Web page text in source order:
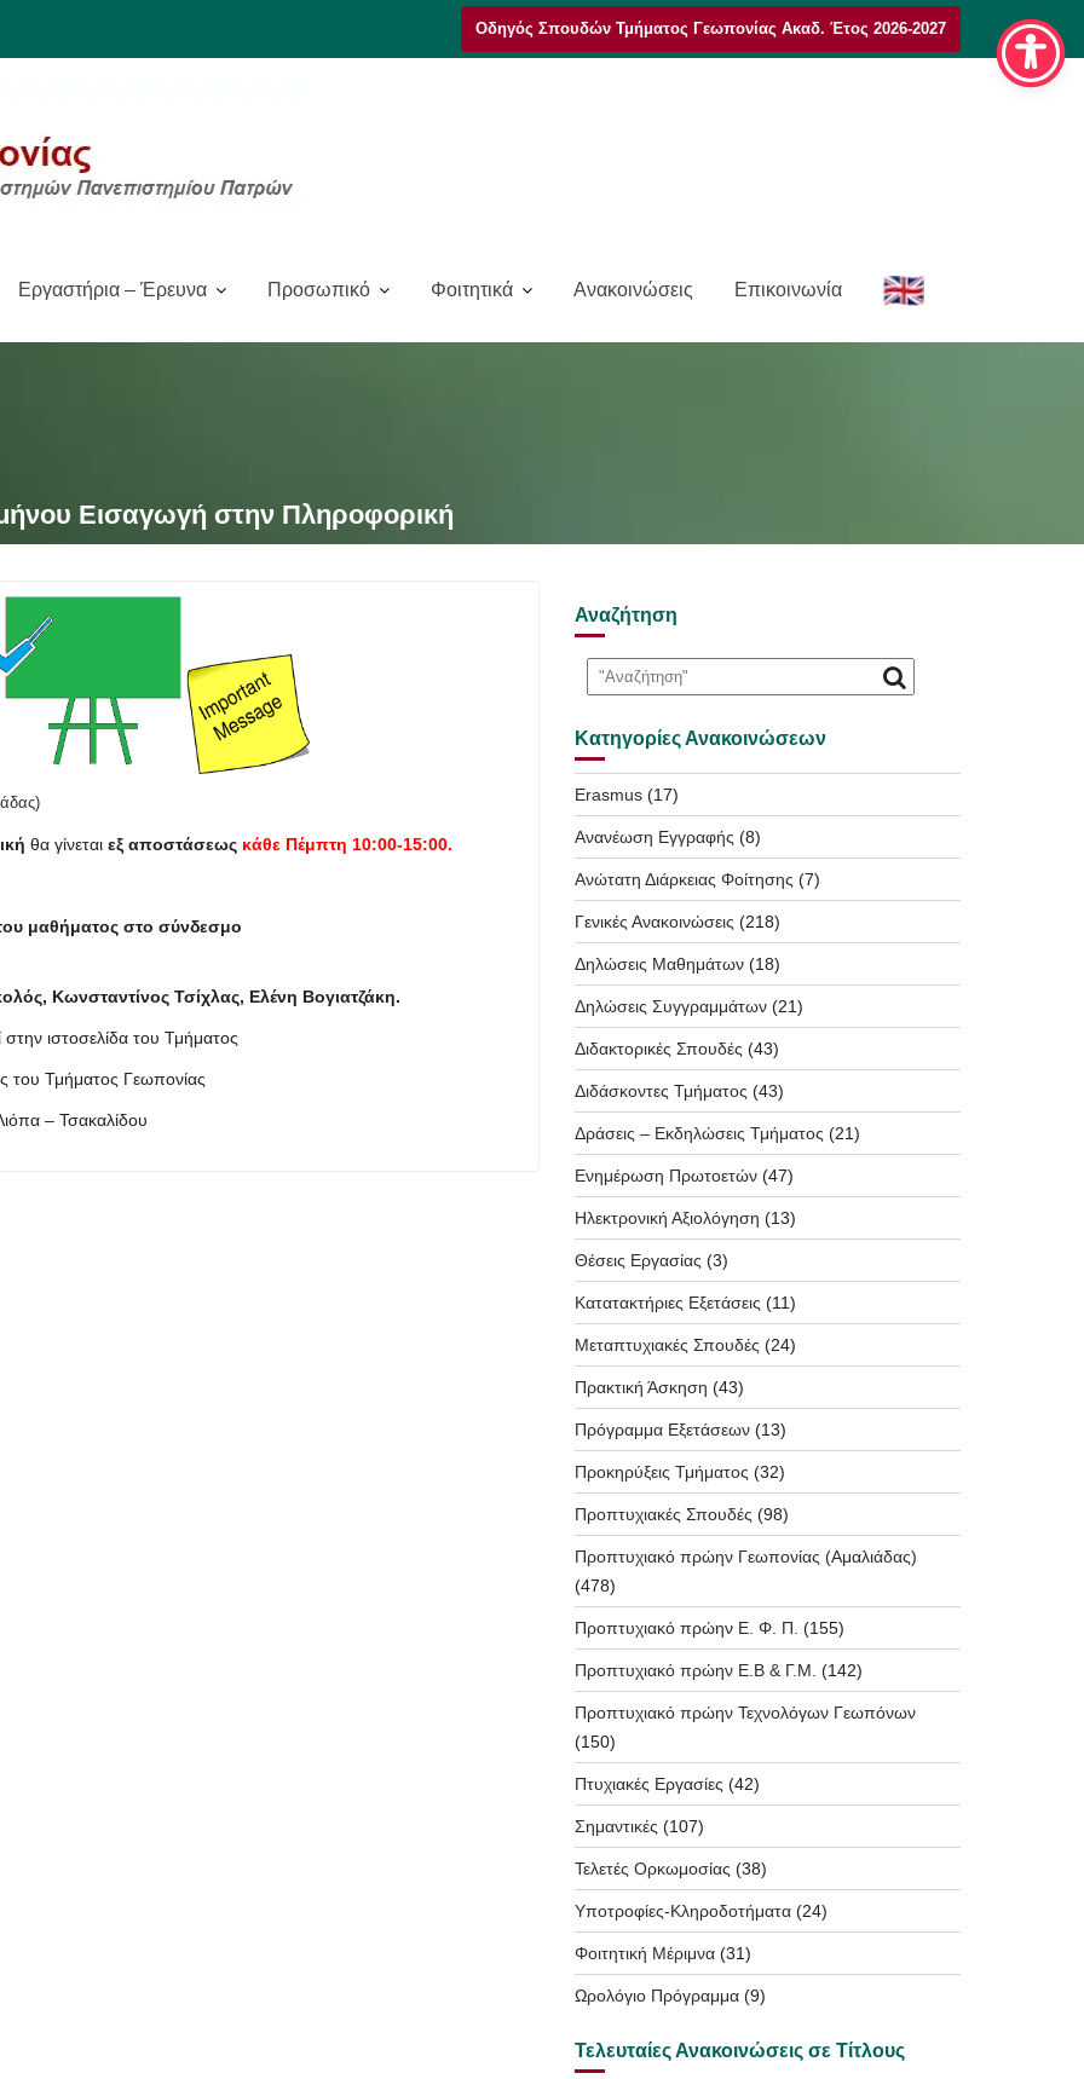
Οδηγός Σπουδών Τμήματος Γεωπονίας Ακαδ. Έτος 2026-2027
Εργαστήρια – Έρευνα Προσωπικό Φοιτητικά Ανακοινώσεις Επικοινωνία
E
n
Εισαγωγή στην Πληροφορική
θα γίνεται εξ αποστάσεως κάθε Πέμπτη 10:00-15:00.
μαθήματος στο σύνδεσμο
Κωνσταντίνος Τσίχλας, Ελένη Βογιατζάκη.
ιστοσελίδα του Τμήματος
του Τμήματος Γεωπονίας
– Τσακαλίδου
Αναζήτηση
Κατηγορίες Ανακοινώσεων
Erasmus(17)
Ανανέωση Εγγραφής (8)
Ανώτατη Διάρκειας Φοίτησης (7)
Γενικές Ανακοινώσεις (218)
Δηλώσεις Μαθημάτων(18)
Δηλώσεις Συγγραμμάτων(21)
Διδακτορικές Σπουδές (43)
Διδάσκοντες Τμήματος (43)
Δράσεις – Εκδηλώσεις Τμήματος (21)
Ενημέρωση Πρωτοετών(47)
Ηλεκτρονική Αξιολόγηση (13)
Θέσεις Εργασίας (3)
Κατατακτήριες Εξετάσεις (11)
Μεταπτυχιακές Σπουδές (24)
Πρακτική Άσκηση (43)
Πρόγραμμα Εξετάσεων(13)
Προκηρύξεις Τμήματος (32)
Προπτυχιακές Σπουδές (98)
Προπτυχιακό πρώην Γεωπονίας (Αμαλιάδας)
(478)
Προπτυχιακό πρώην Ε. Φ. Π. (155)
Προπτυχιακό πρώην Ε.Β & Γ.Μ. (142)
Προπτυχιακό πρώην Τεχνολόγων Γεωπόνων
(150)
Πτυχιακές Εργασίες (42)
Σημαντικές (107)
Τελετές Ορκωμοσίας (38)
Υποτροφίες-Κληροδοτήματα(24)
Φοιτητική Μέριμνα(31)
Ωρολόγιο Πρόγραμμα(9)
Τελευταίες Ανακοινώσεις σε Τίτλους